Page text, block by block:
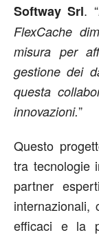
Softway Srl. “
FlexCache
misura per
gestione dei
questa
innovazioni.”
Questo
tra tecnologie
partner
internazionali,
efficaci e la